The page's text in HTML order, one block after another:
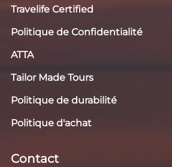
Travelife Certified
Politique de Confidentialité
ATTA
Tailor Made Tours
Politique de durabilité
Politique d'achat
Contact